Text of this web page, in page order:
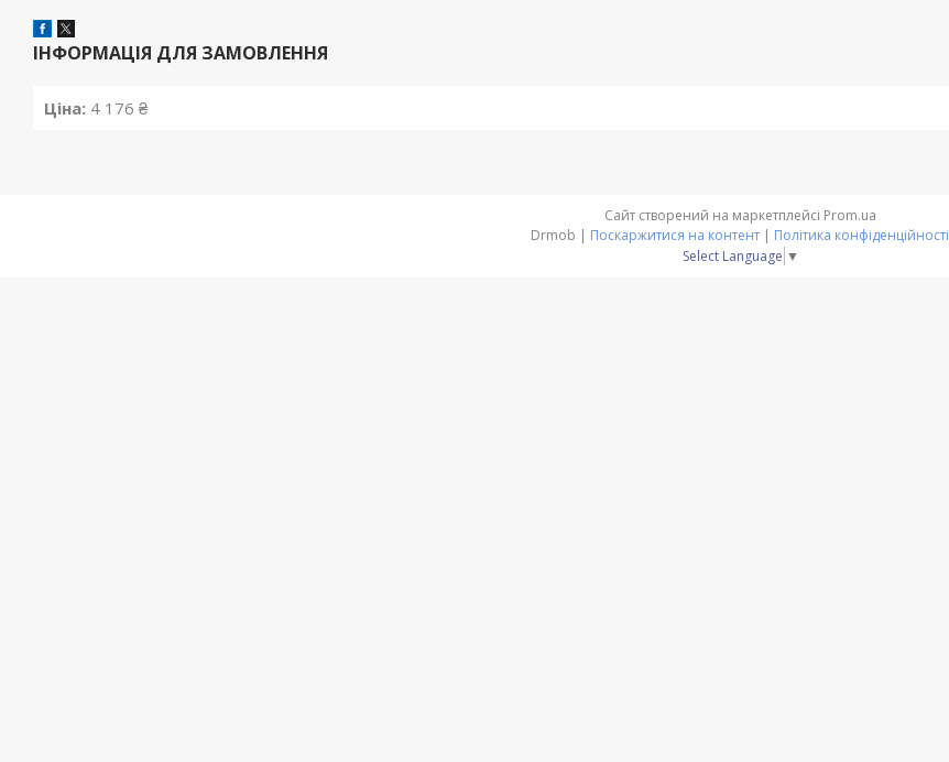
ІНФОРМАЦІЯ ДЛЯ ЗАМОВЛЕННЯ
Ціна: 4 176 ₴
Сайт створений на маркетплейсі Prom.ua
Поскаржитися на контент
Політика конфіденційності
Select Language ▼